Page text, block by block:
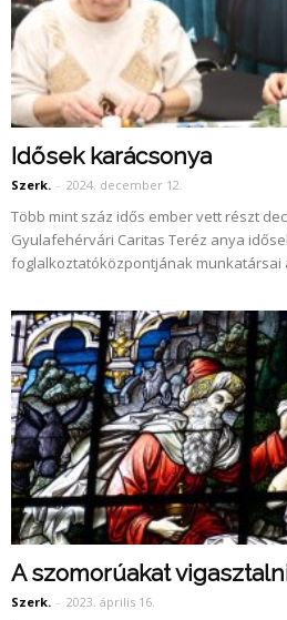
Idősek karácsonya
Szerk. - 2024. december 12.
Több mint száz idős ember vett részt
Gyulafehérvári Caritas Teréz anya
foglalkoztatóközpontjának munkatársai
A szomorúakat
Szerk. - 2023. április 16.